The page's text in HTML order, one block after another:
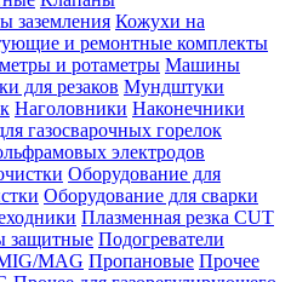
заземления Кожухи на
и ремонтные комплекты
и ротаметры Машины
для резаков Мундштуки
Наголовники Наконечники
газосварочных горелок
электродов
Оборудование для
Оборудование для сварки
Плазменная резка CUT
защитные Подогреватели
MAG Пропановые Прочее